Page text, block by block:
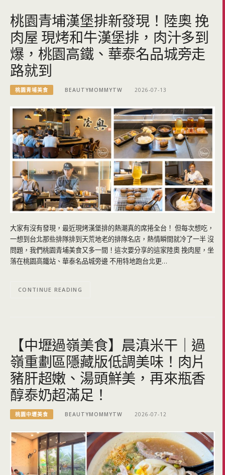
桃園青埔漢堡排新發現！陸奧 挽
肉屋 現烤和牛漢堡排，肉汁多到
爆，桃園高鐵、華泰名品城旁走
路就到
桃園青埔美食 BEAUTYMOMMYTW 2026-07-13
大家有沒有發現，最近現烤漢堡排的熱潮真的席捲全台！ 但每次想吃，
一想到台北那些排隊排到天荒地老的排隊名店，熱情瞬間就冷了一半 沒
問題，我們桃園青埔美食又多一間！這次要分享的這家陸奧 挽肉屋，坐
落在桃園高鐵站、華泰名品城旁邊 不用特地跑台北更…
CONTINUE READING
【中壢過嶺美食】晨滇米干｜過
嶺重劃區隱藏版低調美味！肉片
豬肝超嫩、湯頭鮮美，再來瓶香
醇泰奶超滿足！
桃園中壢美食 BEAUTYMOMMYTW 2026-07-12